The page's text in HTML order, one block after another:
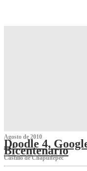
Agosto de 2010
Doodle 4,
Bicentenario
Castillo de Chapultepec